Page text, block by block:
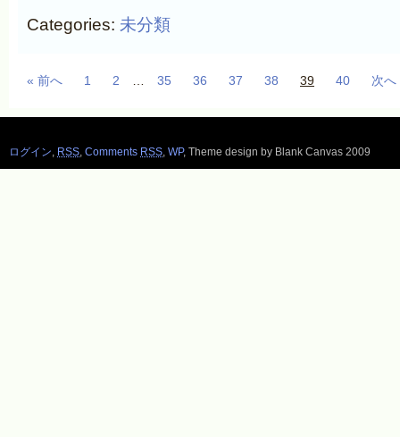
Categories: 未分類
« 前へ 1 2 … 35 36 37 38 39 40 次へ
ログイン, RSS, Comments RSS, WP, Theme design by Blank Canvas 2009